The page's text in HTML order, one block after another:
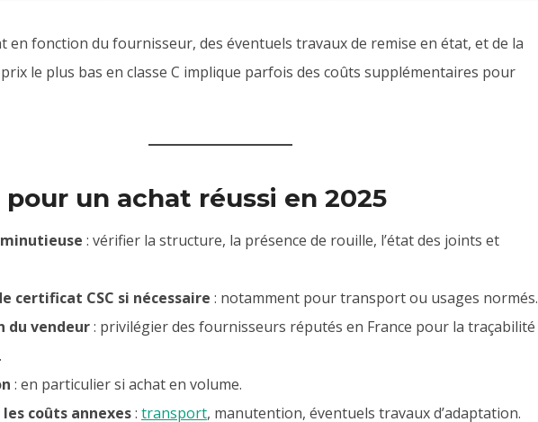
en fonction du fournisseur, des éventuels travaux de remise en état, et de la
le plus bas en classe C implique parfois des coûts supplémentaires pour
pour un achat réussi en 2025
: vérifier la structure, la présence de rouille, l’état des joints et
certificat CSC si nécessaire : notamment pour transport ou usages normés.
du vendeur: privilégier des fournisseurs réputés en France pour la traçabilité
: en particulier si achat en volume.
coûts annexes: transport, manutention, éventuels travaux d’adaptation.